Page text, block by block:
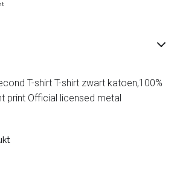
T-shirt T-shirt zwart katoen,100%
print Official licensed metal